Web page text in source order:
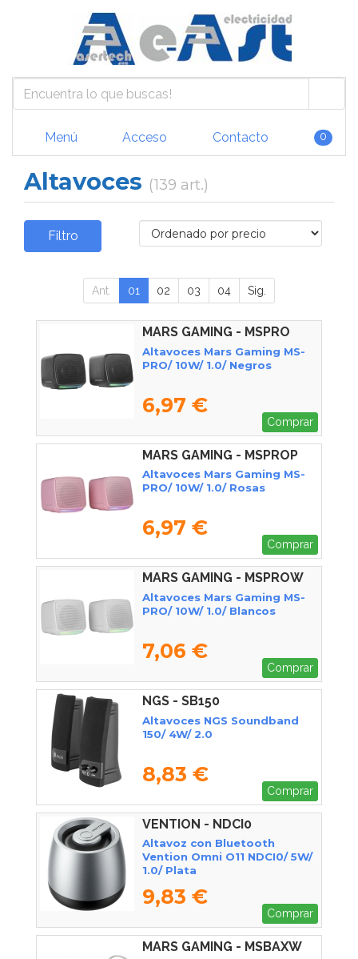
Menú Acceso Contacto 0
Altavoces (139 art.)
Filtro
Ant. 01 02 03 04 Sig.
MARS GAMING - MSPRO
Altavoces Mars Gaming MS-
PRO/ 10W/ 1.0/ Negros
6,97 €
Comprar
MARS GAMING - MSPROP
Altavoces Mars Gaming MS-
PRO/ 10W/ 1.0/ Rosas
6,97 €
Comprar
MARS GAMING - MSPROW
Altavoces Mars Gaming MS-
PRO/ 10W/ 1.0/ Blancos
7,06 €
Comprar
NGS - SB150
Altavoces NGS Soundband
150/ 4W/ 2.0
8,83 €
Comprar
VENTION - NDCI0
Altavoz con Bluetooth
Vention Omni O11 NDCI0/ 5W/
1.0/ Plata
9,83 €
Comprar
MARS GAMING - MSBAXW